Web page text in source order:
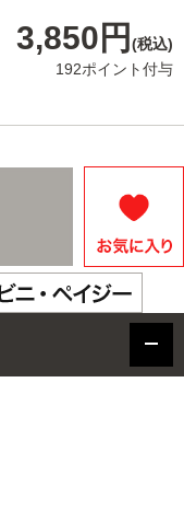
3,850円 (税込)
192ポイント付与